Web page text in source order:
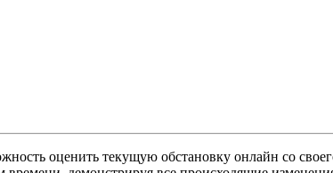
оценить текущую обстановку онлайн со